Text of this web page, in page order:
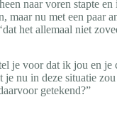
naar voren stapte
maar nu met een paar
het allemaal niet
je voor dat ik jou en je
je nu in deze situatie
getekend?”